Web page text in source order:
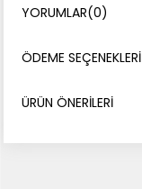
YORUMLAR(0)
ÖDEME SEÇENEKLERI
ÜRÜN ÖNERILERI